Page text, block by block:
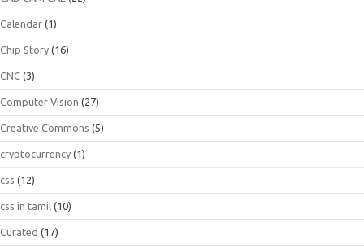
Calendar (1)
Chip Story (16)
CNC (3)
Computer Vision (27)
Creative Commons (5)
cryptocurrency (1)
css (12)
css in tamil (10)
Curated (17)